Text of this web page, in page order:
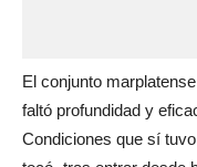
El conjunto
faltó profundidad y
Condiciones que sí